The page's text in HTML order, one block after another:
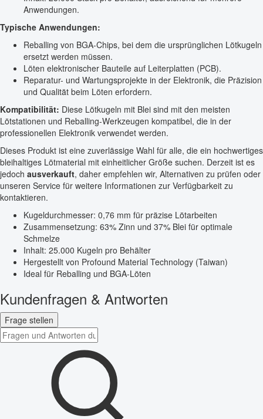
Anwendungen.
Typische Anwendungen:
Reballing von BGA-Chips, bei dem die ursprünglichen Lötkugeln
ersetzt werden müssen.
Löten elektronischer Bauteile auf Leiterplatten (PCB).
Reparatur- und Wartungsprojekte in der Elektronik, die Präzision
und Qualität beim Löten erfordern.
Kompatibilität: Diese Lötkugeln mit Blei sind mit den meisten
Lötstationen und Reballing-Werkzeugen kompatibel, die in der
professionellen Elektronik verwendet werden.
Dieses Produkt ist eine zuverlässige Wahl für alle, die ein hochwertiges
bleihaltiges Lötmaterial mit einheitlicher Größe suchen. Derzeit ist es
jedoch ausverkauft, daher empfehlen wir, Alternativen zu prüfen oder
unseren Service für weitere Informationen zur Verfügbarkeit zu
kontaktieren.
Kugeldurchmesser: 0,76 mm für präzise Lötarbeiten
Zusammensetzung: 63% Zinn und 37% Blei für optimale
Schmelze
Inhalt: 25.000 Kugeln pro Behälter
Hergestellt von Profound Material Technology (Taiwan)
Ideal für Reballing und BGA-Löten
Kundenfragen & Antworten
Frage stellen